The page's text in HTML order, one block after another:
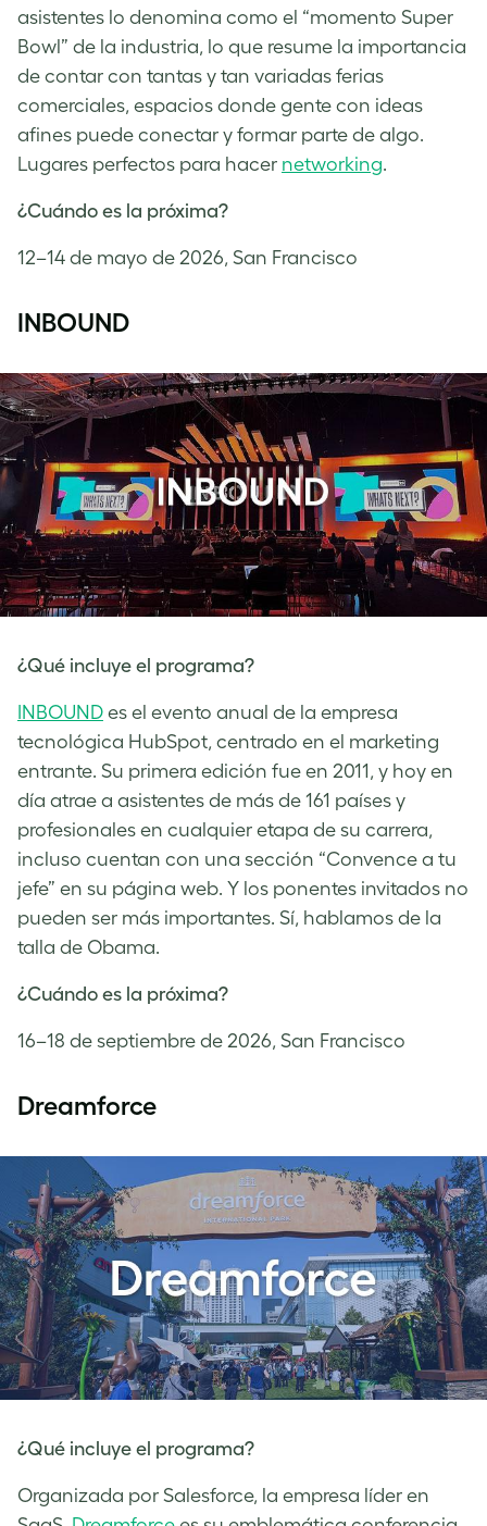
asistentes lo denomina como el “momento Super
Bowl” de la industria, lo que resume la importancia
de contar con tantas y tan variadas ferias
comerciales, espacios donde gente con ideas
afines puede conectar y formar parte de algo.
Lugares perfectos para hacer networking.
¿Cuándo es la próxima?
12–14 de mayo de 2026, San Francisco
INBOUND
¿Qué incluye el programa?
INBOUND es el evento anual de la empresa
tecnológica HubSpot, centrado en el marketing
entrante. Su primera edición fue en 2011, y hoy en
día atrae a asistentes de más de 161 países y
profesionales en cualquier etapa de su carrera,
incluso cuentan con una sección “Convence a tu
jefe” en su página web. Y los ponentes invitados no
pueden ser más importantes. Sí, hablamos de la
talla de Obama.
¿Cuándo es la próxima?
16–18 de septiembre de 2026, San Francisco
Dreamforce
¿Qué incluye el programa?
Organizada por Salesforce, la empresa líder en